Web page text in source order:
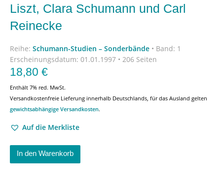
Liszt, Clara Schumann und Carl
Reinecke
Reihe: Schumann-Studien – Sonderbände • Band: 1
Erscheinungsdatum: 01.01.1997 • 206 Seiten
18,80 €
Enthält 7% red. MwSt.
Versandkostenfreie Lieferung innerhalb Deutschlands, für das Ausland gelten
gewichtsabhängige Versandkosten.
Auf die Merkliste
In den Warenkorb